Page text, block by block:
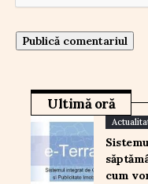
Ultimă oră
cum